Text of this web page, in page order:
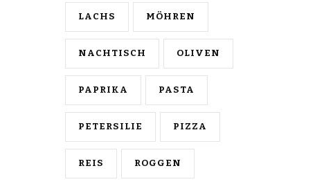
LACHS MÖHREN
NACHTISCH OLIVEN
PAPRIKA PASTA
PETERSILIE PIZZA
REIS ROGGEN